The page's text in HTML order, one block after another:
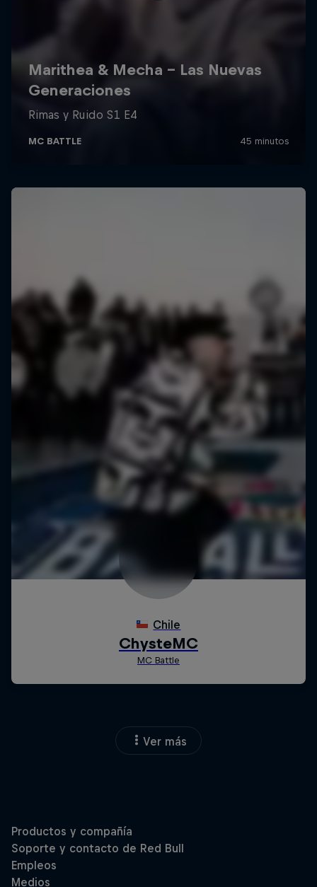
Ver más